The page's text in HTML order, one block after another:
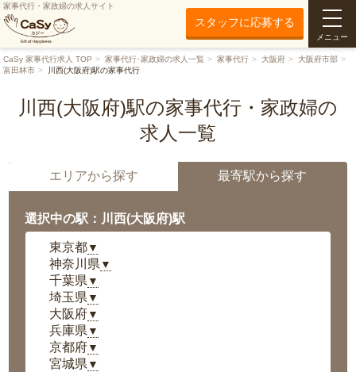
家事代行・家政婦の求人サイト
スタッフに応募する
メニュー
CaSy 家事代行求人 TOP 家事代行･家政婦の求人一覧 家事代行 大阪府
大阪府市部
富田林市
川西(大阪府)駅の家事代行
川西(大阪府)駅の家事代行・家政婦の
求人一覧
エリアから探す 最寄駅から探す
選択中の駅：川西(大阪府)駅
東京都▼
神奈川県 ▼
千葉県 ▼
埼玉県 ▼
大阪府▼
兵庫県 ▼
京都府▼
宮城県 ▼